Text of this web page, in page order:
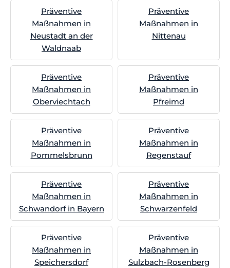
Präventive
Maßnahmen in
Neustadt an der
Waldnaab
Präventive
Maßnahmen in
Nittenau
Präventive
Maßnahmen in
Oberviechtach
Präventive
Maßnahmen in
Pfreimd
Präventive
Maßnahmen in
Pommelsbrunn
Präventive
Maßnahmen in
Regenstauf
Präventive
Maßnahmen in
Schwandorf in Bayern
Präventive
Maßnahmen in
Schwarzenfeld
Präventive
Maßnahmen in
Speichersdorf
Präventive
Maßnahmen in
Sulzbach-Rosenberg